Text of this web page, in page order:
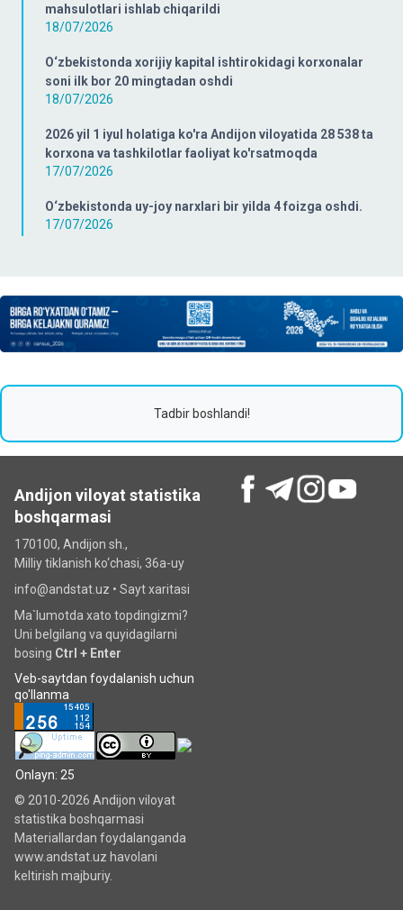
mahsulotlari ishlab chiqarildi
18/07/2026
O‘zbekistonda xorijiy kapital ishtirokidagi korxonalar
soni ilk bor 20 mingtadan oshdi
18/07/2026
2026 yil 1 iyul holatiga ko'ra Andijon viloyatida 28 538 ta
korxona va tashkilotlar faoliyat ko'rsatmoqda
17/07/2026
O‘zbekistonda uy-joy narxlari bir yilda 4 foizga oshdi.
17/07/2026
Tadbir boshlandi!
Andijon viloyat statistika
boshqarmasi
170100, Andijon sh.,
Milliy tiklanish ko‘chаsi, 36a-uy
info@andstat.uz • Sayt xaritasi
Ma`lumotda xato topdingizmi?
Uni belgilang va quyidagilarni
bosing Ctrl + Enter
Veb-saytdan foydalanish uchun
qo'llanma
Onlayn: 25
© 2010-2026 Andijon viloyat
statistika boshqarmasi
Materiallardan foydalanganda
www.andstat.uz havolani
keltirish majburiy.